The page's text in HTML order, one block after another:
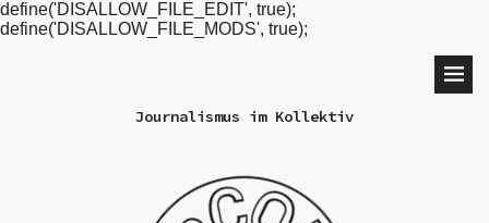
define('DISALLOW_FILE_EDIT', true);
define('DISALLOW_FILE_MODS', true);
Journalismus im Kollektiv